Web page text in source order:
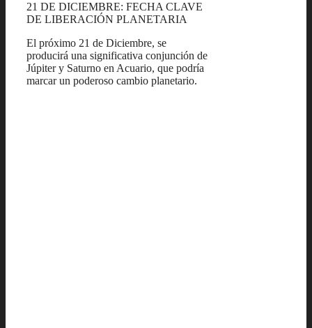
21 DE DICIEMBRE: FECHA CLAVE
DE LIBERACIÓN PLANETARIA
El próximo 21 de Diciembre, se
producirá una significativa conjunción de
Júpiter y Saturno en Acuario, que podría
marcar un poderoso cambio planetario.